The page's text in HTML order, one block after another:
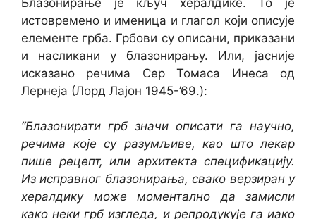
истовремено и именица и глагол који описује
елементе грба. Грбови су описани, приказани
и насликани у блазонирању. Или, јасније
исказано речима Сер Томаса Инеса од
Лернеја (Лорд Лајон 1945-’69.):
“Блазонирати грб значи описати га научно,
речима које су разумљиве, као што лекар
пише рецепт, или архитекта спецификацију.
Из исправног блазонирања, свако верзиран у
хералдику може моментално да замисли
како неки грб изгледа, и репродукује га иако